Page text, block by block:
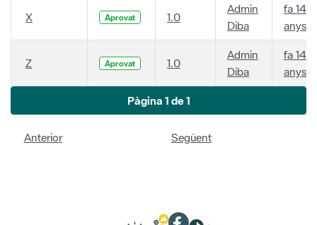
X Aprovat 1.0
Admin
Diba
fa 14
anys
Z Aprovat 1.0
Admin
Diba
fa 14
anys
Pàgina 1 de 1
Anterior Següent